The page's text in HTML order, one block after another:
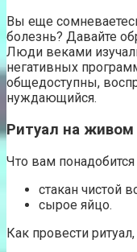
Вы еще
болезнь? Давайте
Люди веками
негативных
общедоступны,
нуждающийся.
Ритуал на живом
Что вам
стакан чистой
сырое яйцо.
Как провести